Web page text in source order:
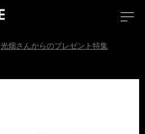
光畑さんからのプレゼント特集